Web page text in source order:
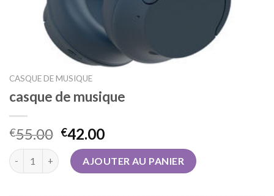
CASQUE DE MUSIQUE
casque de musique
€55.00 €42.00
quantité de casque de musiqueAJOUTER AU PANIER